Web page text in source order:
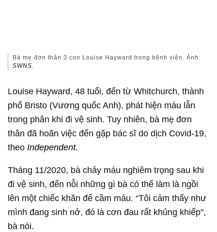
Bà mẹ đơn thân 3 con Louise Hayward trong bệnh viện. Ảnh:
SWNS.
Louise Hayward, 48 tuổi, đến từ Whitchurch, thành
phố Bristo (Vương quốc Anh), phát hiện máu lẫn
trong phân khi đi vệ sinh. Tuy nhiên, bà mẹ đơn
thân đã hoãn việc đến gặp bác sĩ do dịch Covid-19,
theo Independent.
Tháng 11/2020, bà chảy máu nghiêm trọng sau khi
đi vệ sinh, đến nỗi những gì bà có thể làm là ngồi
lên một chiếc khăn để cầm máu. “Tôi cảm thấy như
mình đang sinh nở, đó là cơn đau rất khủng khiếp",
bà nói.